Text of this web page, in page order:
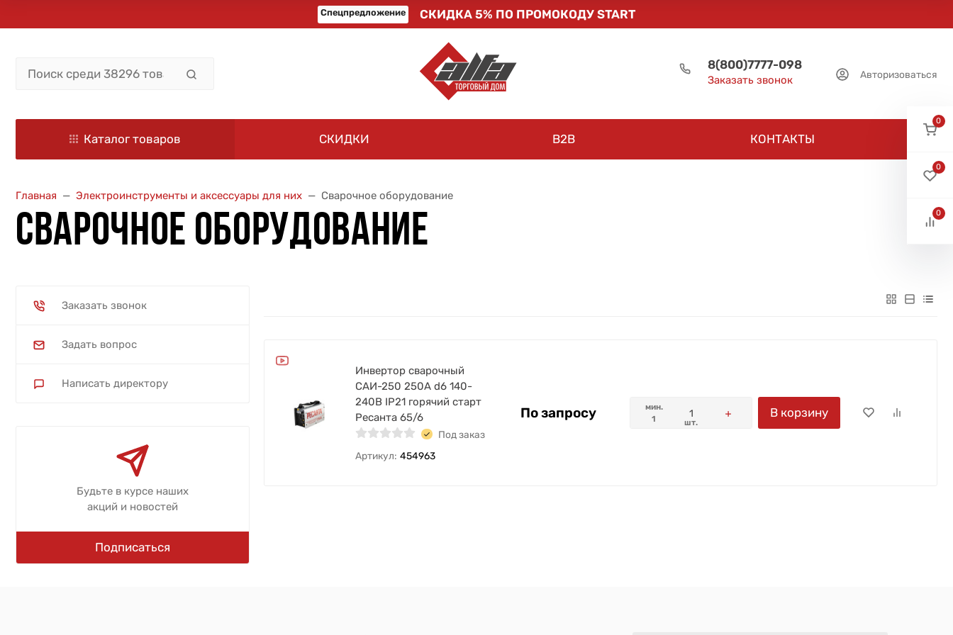
Спецпредложение СКИДКА 5% ПО ПРОМОКОДУ START
8(800)7777-098
Заказать звонок Авторизоваться
Каталог товаров СКИДКИ B2B КОНТАКТЫ
Главная Электроинструменты и аксессуары для них Сварочное оборудование
СВАРОЧНОЕ ОБОРУДОВАНИЕ
Заказать звонок
Задать вопрос
Написать директору
Будьте в курсе наших
акций и новостей
Подписаться
Инвертор сварочный
САИ-250 250А d6 140-
240В IP21 горячий старт
Ресанта 65/6
Под заказ
Артикул: 454963
По запросу
мин.
1
шт.
В корзину
0
0
0